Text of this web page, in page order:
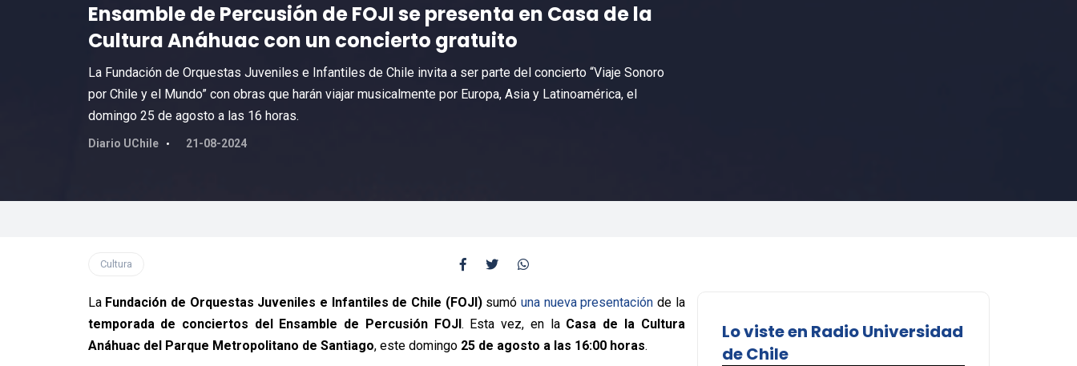
Ensamble de Percusión de FOJI se presenta en Casa de la
Cultura Anáhuac con un concierto gratuito
La Fundación de Orquestas Juveniles e Infantiles de Chile invita a ser parte del concierto “Viaje Sonoro
por Chile y el Mundo” con obras que harán viajar musicalmente por Europa, Asia y Latinoamérica, el
domingo 25 de agosto a las 16 horas.
Diario UChile 21-08-2024
Cultura
La Fundación de Orquestas Juveniles e Infantiles de Chile (FOJI) sumó una nueva presentación de la
temporada de conciertos del Ensamble de Percusión FOJI. Esta vez, en la Casa de la Cultura
Anáhuac del Parque Metropolitano de Santiago, este domingo 25 de agosto a las 16:00 horas.
Lo viste en Radio Universidad
de Chile